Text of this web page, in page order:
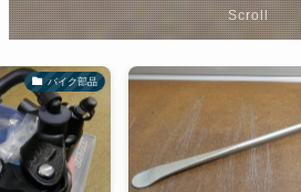
Scroll
工具類